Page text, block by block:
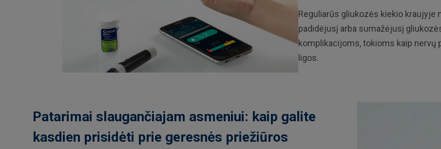
Reguliarūs gliukozės kiekio kraujyje
padidėjusį arba sumažėjusį
komplikacijoms, tokioms kaip nervų
ligos.
Patarimai slaugančiajam asmeniui: kaip galite
kasdien prisidėti prie geresnės priežiūros